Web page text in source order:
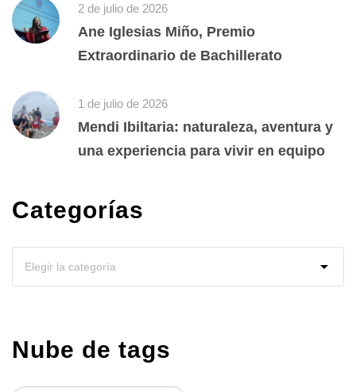
2 de julio de 2026
Ane Iglesias Miño, Premio
Extraordinario de Bachillerato
1 de julio de 2026
Mendi Ibiltaria: naturaleza, aventura y
una experiencia para vivir en equipo
Categorías
Nube de tags